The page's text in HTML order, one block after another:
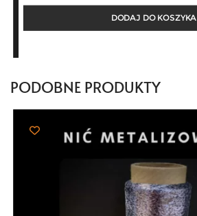
DODAJ DO KOSZYKA
PODOBNE PRODUKTY